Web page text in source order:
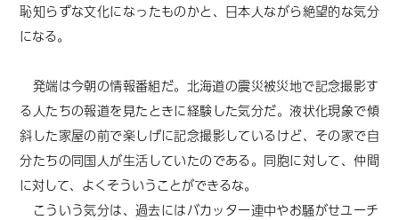
恥知らずな文化になったものかと、日本人ながら絶望的な気分
になる。
発端は今朝の情報番組だ。北海道の震災被災地で記念撮影す
る人たちの報道を見たときに経験した気分だ。液状化現象で傾
斜した家屋の前で楽しげに記念撮影しているけど、その家で自
分たちの同国人が生活していたのである。同胞に対して、仲間
に対して、よくそういうことができるな。
こういう気分は、過去にはバカッター連中やお騒がせユーチ